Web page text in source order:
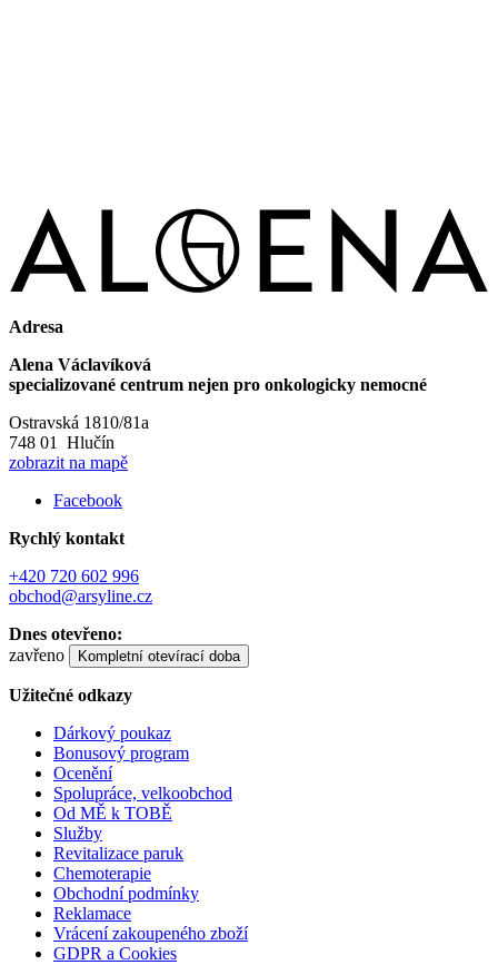
Adresa
Alena Václavíková
specializované centrum nejen pro onkologicky nemocné
Ostravská 1810/81a
748 01 Hlučín
zobrazit na mapě
Facebook
Rychlý kontakt
+420 720 602 996
obchod@arsyline.cz
Dnes otevřeno:
zavřeno
Kompletní otevírací doba
Užitečné odkazy
Dárkový poukaz
Bonusový program
Ocenění
Spolupráce, velkoobchod
Od MĚ k TOBĚ
Služby
Revitalizace paruk
Chemoterapie
Obchodní podmínky
Reklamace
Vrácení zakoupeného zboží
GDPR a Cookies